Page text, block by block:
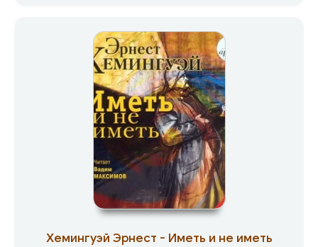
Хемингуэй рассказывал, что, описывая Марию
в романе, представлял себе Ингрид Бергман,
которая спустя три года сыграла её в
одноимённом фильме.Прототипом главного
героя стал полковник Красной Армии Хаджи-
Умар Джиорович Мамсуров (полковник
Ксанти). Название романа восходит к
проповеди английского поэта и священника
XVII века Джона Донна, отрывок из которой
стал эпиграфом к роману
Хемингуэй Эрнест - Иметь и не иметь